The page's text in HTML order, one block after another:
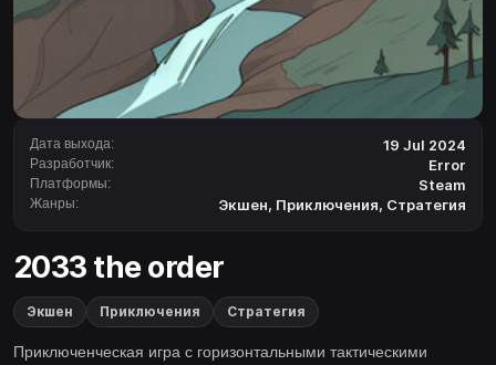
Дата выхода: 19 Jul 2024
Разработчик: Error
Платформы: Steam
Жанры: Экшен, Приключения, Стратегия
2033 the order
Экшен Приключения Стратегия
Приключенческая игра с горизонтальными тактическими